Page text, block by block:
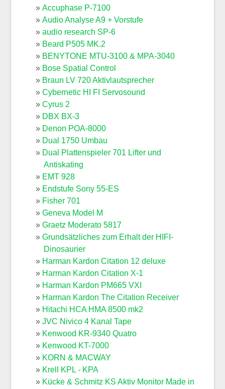
Accuphase P-7100
Audio Analyse A9 + Vorstufe
audio research SP-6
Beard P505 MK.2
BENYTONE MTU-3100 & MPA-3040
Bose Spatial Control
Braun LV 720 Aktivlautsprecher
Cybernetic HI FI Servosound
Cyrus 2
DBX BX-3
Denon POA-8000
Dual 1750 Umbau
Dual Plattenspieler 701 Lifter und
Antiskating
EMT 928
Endstufe Sony 55-ES
Fisher 701
Geneva Model M
Graetz Moderato 5817
Grundsätzliches zum Erhalt der HIFI-
Dinosaurier
Harman Kardon Citation 12 deluxe
Harman Kardon Citation X-1
Harman Kardon PM665 VXI
Harman Kardon The Citation Receiver
Hitachi HCA HMA 8500 mk2
JVC Nivico 4 Kanal Tape
Kenwood KR-9340 Quatro
Kenwood KT-7000
KORN & MACWAY
Krell KPL - KPA
Kücke & Schmitz KS Aktiv Monitor Made in